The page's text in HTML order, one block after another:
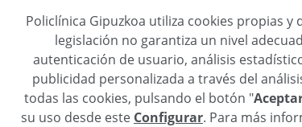
Policlínica Gipuzkoa utiliza cookies propias y
legislación no garantiza un nivel
autenticación de usuario, análisis
publicidad personalizada a través del
todas las cookies, pulsando el botón "
su uso desde este Configurar. Para más